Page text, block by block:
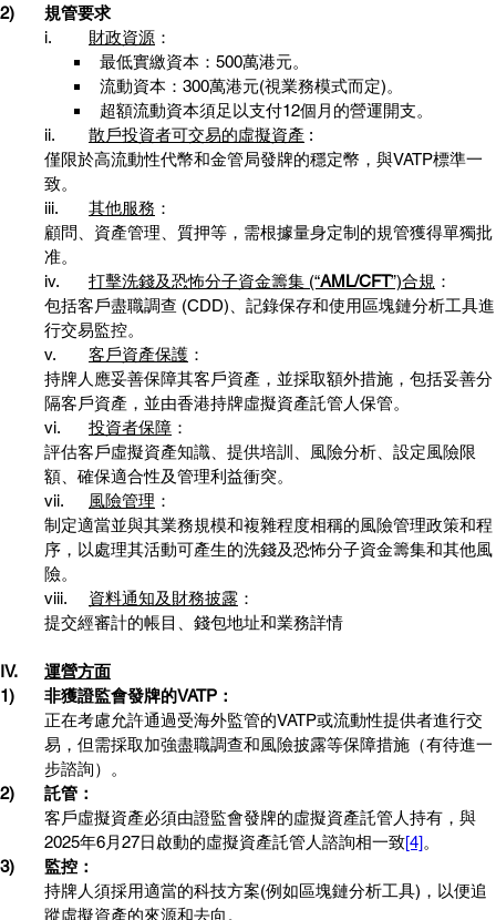
2)	規管要求
財政資源 ：
最低實繳資本：500萬港元。
流動資本：300萬港元(視業務模式而定)。
超額流動資本須足以支付12個月的營運開支。
散戶投資者可交易的虛擬資產 :
僅限於高流動性代幣和金管局發牌的穩定幣，與VATP標準一
致。
其他服務 ：
顧問、資產管理、質押等，需根據量身定制的規管獲得單獨批
准。
打擊洗錢及恐怖分子資金籌集 (“AML/CFT”)合規 ：
包括客戶盡職調查 (CDD)、記錄保存和使用區塊鏈分析工具進
行交易監控。
客戶資產保護 ：
持牌人應妥善保障其客戶資產，並採取額外措施，包括妥善分
隔客戶資產，並由香港持牌虛擬資產託管人保管。
投資者保障 ：
評估客戶虛擬資產知識、提供培訓、風險分析、設定風險限
額、確保適合性及管理利益衝突。
風險管理 ：
制定適當並與其業務規模和複雜程度相稱的風險管理政策和程
序，以處理其活動可產生的洗錢及恐怖分子資金籌集和其他風
險。
資料通知及財務披露 ：
提交經審計的帳目、錢包地址和業務詳情
運營方面
1)	非獲證監會發牌的VATP：
正在考慮允許通過受海外監管的VATP或流動性提供者進行交
易，但需採取加強盡職調查和風險披露等保障措施（有待進一
步諮詢）。
2)	託管：
客戶虛擬資產必須由證監會發牌的虛擬資產託管人持有，與
2025年6月27日啟動的虛擬資產託管人諮詢相一致[4]。
3)	監控：
持牌人須採用適當的科技方案(例如區塊鏈分析工具)，以便追
蹤虛擬資產的來源和去向。